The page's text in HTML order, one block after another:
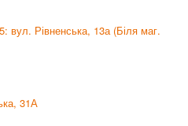
Рівненська, 13а (Біля маг.
31А